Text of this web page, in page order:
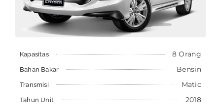
Kapasitas 8 Orang
Bahan Bakar Bensin
Transmisi Matic
Tahun Unit 2018